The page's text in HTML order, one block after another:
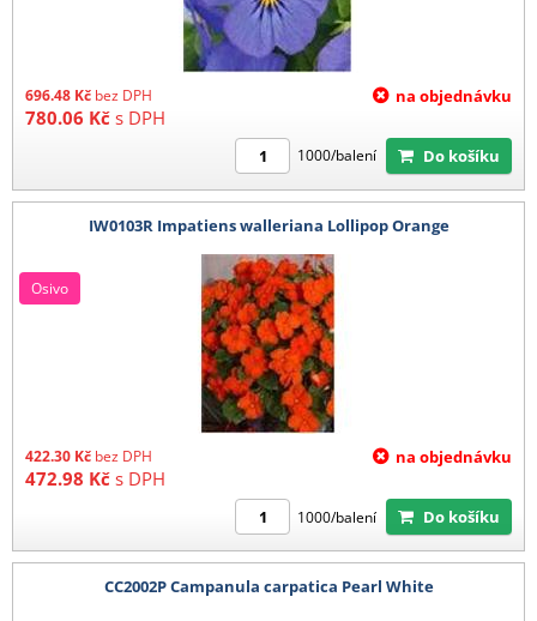
696.48 Kč bez DPH
780.06 Kč s DPH
na objednávku
1000/balení Do košíku
IW0103R Impatiens walleriana Lollipop Orange
422.30 Kč bez DPH
472.98 Kč s DPH
Osivo
na objednávku
1000/balení Do košíku
CC2002P Campanula carpatica Pearl White